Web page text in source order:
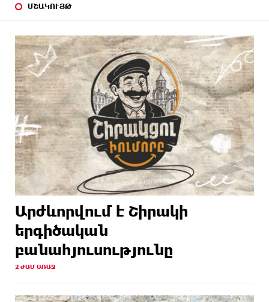
ՄՇԱԿՈՒՅԹ
Արժևորվում է Շիրակի
երգիծական
բանահյուսությունը
2 ԺԱՄ ԱՌԱՋ